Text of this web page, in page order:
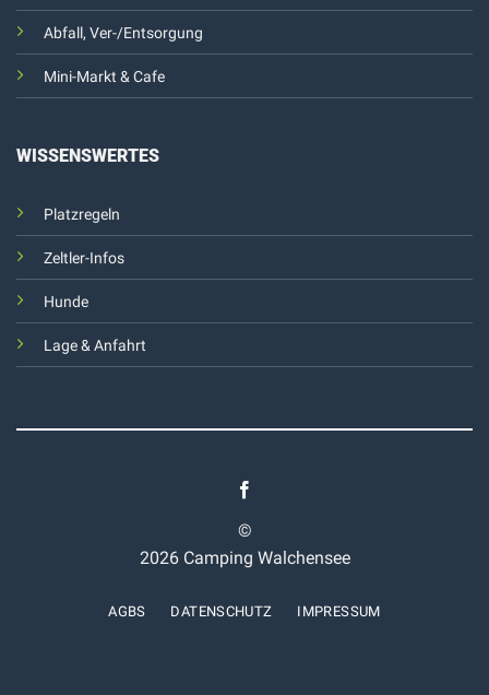
Abfall, Ver-/Entsorgung
Mini-Markt & Cafe
WISSENSWERTES
Platzregeln
Zeltler-Infos
Hunde
Lage & Anfahrt
©
2026 Camping Walchensee
AGBS DATENSCHUTZ IMPRESSUM